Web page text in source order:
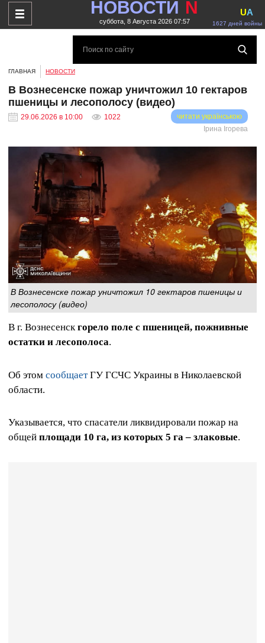
НОВОСТИ N
суббота, 8 Августа 2026 07:57 1627 дней войны
UA
ГЛАВНАЯ НОВОСТИ
В Вознесенске пожар уничтожил 10 гектаров
пшеницы и лесополосу (видео)
29.06.2026 в 10:00 1022
читати українською
Ірина Ігорева
В Вознесенске пожар уничтожил 10 гектаров пшеницы и
лесополосу (видео)
В г. Вознесенскгорело поле с пшеницей, пожнивные
остатки и лесополоса.
Об этом сообщаетГУ ГСЧС Украины в Николаевской
области.
Указывается, что спасатели ликвидировали пожар на
общей площади 10 га, из которых 5 га – злаковые.